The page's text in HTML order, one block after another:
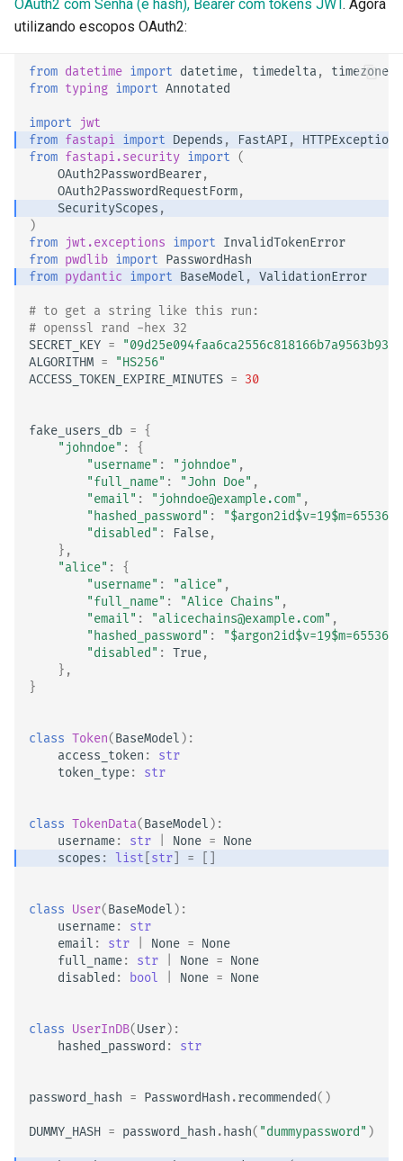
Frontend
Depuração
OAuth2 com Senha (e hash), Bearer com tokens JWT. Agora
utilizando escopos OAuth2:
from datetime import datetime, timedelta ,
timezone
from typing import Annotated
import
jwt
from fastapi import Depends , FastAPI , HTTPException
from fastapi.security import (
OAuth2PasswordBearer,
OAuth2PasswordRequestForm,
SecurityScopes ,
)
from jwt.exceptions import InvalidTokenError
from pwdlib import PasswordHash
from pydantic import BaseModel , ValidationError
# to get a string like this run:
# openssl rand -hex 32
SECRET_KEY =
ALGORITHM =
"HS256"
ACCESS_TOKEN_EXPIRE_MINUTES = 30
fake_users_db = {
"johndoe" :
{
"username" : "johndoe" ,
"full_name" : "John Doe" ,
"email" : "johndoe@example.com" ,
"hashed_password" :
"disabled" : False,
},
"alice" :
{
"username" : "alice" ,
"full_name" : "Alice Chains" ,
"email" : "alicechains@example.com" ,
"hashed_password" :
"disabled" : True,
},
}
class Token(BaseModel ):
access_token :
str
token_type: str
class TokenData(BaseModel ):
username: str None = None
scopes : list str =
class User(BaseModel ):
username:
str
email : str None = None
full_name: str None = None
disabled : bool None = None
class UserInDB(User):
hashed_password : str
password_hash = PasswordHash .recommended()
DUMMY_HASH = password_hash .hash( "dummypassword" )